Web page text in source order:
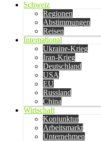
Schweiz
Regionen
Abstimmungen
Reisen
International
Ukraine-Krieg
Iran-Krieg
Deutschland
USA
EU
Russland
China
Wirtschaft
Konjunktur
Arbeitsmarkt
Unternehmen